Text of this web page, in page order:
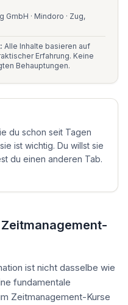
GmbH · Mindoro · Zug,
Alle Inhalte basieren auf
Erfahrung. Keine
Behauptungen.
du schon seit Tagen
ist wichtig. Du willst sie
du einen anderen Tab.
ist nicht dasselbe wie
fundamentale
Zeitmanagement-Kurse